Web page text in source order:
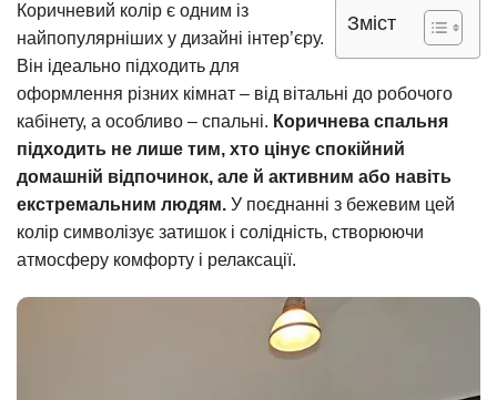
Зміст
Коричневий колір є одним із
найпопулярніших у дизайні інтер’єру.
Він ідеально підходить для
оформлення різних кімнат – від вітальні до робочого
кабінету, а особливо – спальні. Коричнева спальня
підходить не лише тим, хто цінує спокійний
домашній відпочинок, але й активним або навіть
екстремальним людям. У поєднанні з бежевим цей
колір символізує затишок і солідність, створюючи
атмосферу комфорту і релаксації.